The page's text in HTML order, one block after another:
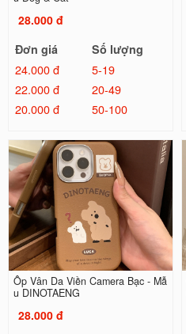
28.000 đ
Đơn giá
Số lượng
24.000 đ
5-19
22.000 đ
20-49
20.000 đ
50-100
Ốp Vân Da Viền Camera Bạc - Mẫ
u DINOTAENG
28.000 đ